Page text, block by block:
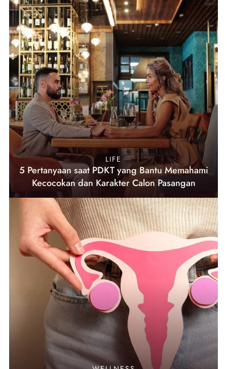
LIFE
5 Pertanyaan saat PDKT yang Bantu Memahami
Kecocokan dan Karakter Calon Pasangan